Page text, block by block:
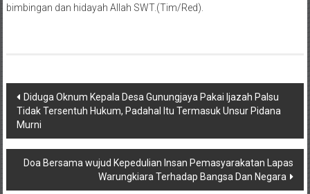
bimbingan dan hidayah Allah SWT.(Tim/Red).
Navigasi
pos
Diduga Oknum Kepala Desa Gunungjaya Pakai Ijazah Palsu
Tidak Tersentuh Hukum, Padahal Itu Termasuk Unsur Pidana
Murni
Doa Bersama wujud Kepedulian Insan Pemasyarakatan Lapas
Warungkiara Terhadap Bangsa Dan Negara